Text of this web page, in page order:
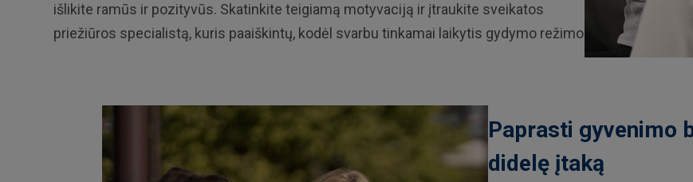
išlikite ramūs ir pozityvūs. Skatinkite teigiamą motyvaciją ir įtraukite sveikatos
priežiūros specialistą, kuris paaiškintų, kodėl svarbu tinkamai laikytis gydymo režimo
Paprasti gyvenimo
didelę įtaką